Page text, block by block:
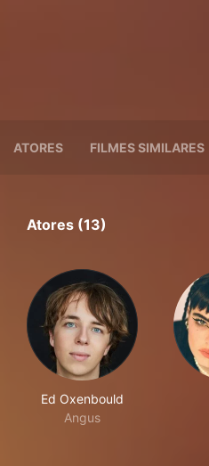
ATORES FILMES SIMILARES
Atores (13)
Ed Oxenbould
Angus